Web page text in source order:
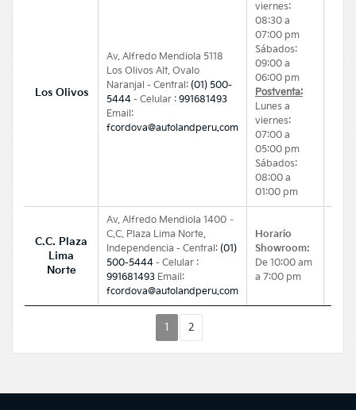
Los Olivos
Av. Alfredo Mendiola 5118
Los Olivos Alt. Ovalo
Naranjal - Central: (01) 500-
5444 - Celular : 991681493
Email:
fcordova@autolandperu.com
viernes:
08:30 a
07:00 pm
Sábados:
09:00 a
06:00 pm
Postventa:
Lunes a
viernes:
07:00 a
05:00 pm
Sábados:
08:00 a
01:00 pm
C.C. Plaza
Lima
Norte
Av. Alfredo Mendiola 1400 –
C.C. Plaza Lima Norte,
Independencia - Central: (01)
500-5444 - Celular :
991681493 Email:
fcordova@autolandperu.com
Horario
Showroom:
De 10:00 am
a 7:00 pm
1 2